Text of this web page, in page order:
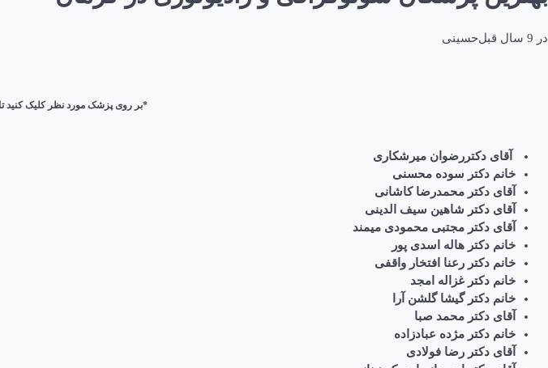
در 9 سال قبل حسینی
*بر روی پزشک مورد نظر کلیک کنید
آقای دکتررضوان میرشکاری
خانم دکتر سوده محسنی
آقای دکتر محمدرضا کاشانی
آقای دکتر شاهین سیف الدینی
آقای دکتر مجتبی محمودی میمند
خانم دکتر هاله اسدی پور
خانم دکتر رعنا افتخار واقفی
خانم دکتر غزاله امجد
خانم دکتر گیشا گلشن آرا
آقای دکتر محمد صبا
خانم دکتر مژده عبادزاده
آقای دکتر رضا فولادی